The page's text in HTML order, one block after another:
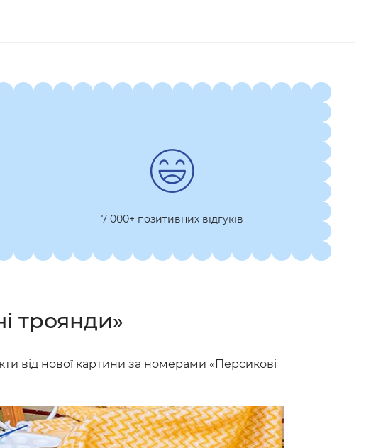
7 000+ позитивних відгуків
троянди»
від нової картини за номерами «Персикові